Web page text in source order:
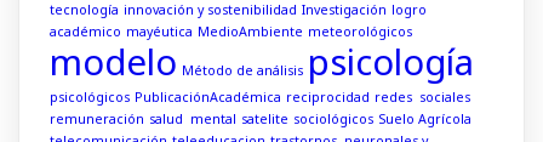
tecnología innovación y sostenibilidad Investigación logro
académico mayéutica MedioAmbiente meteorológicos
modelo Método de análisis psicología
psicológicos PublicaciónAcadémica reciprocidad redes sociales
remuneración salud mental satelite sociológicos Suelo Agrícola